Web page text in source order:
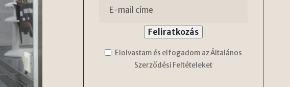
Elolvastam és elfogadom az Általános
Szerződési Feltételeket